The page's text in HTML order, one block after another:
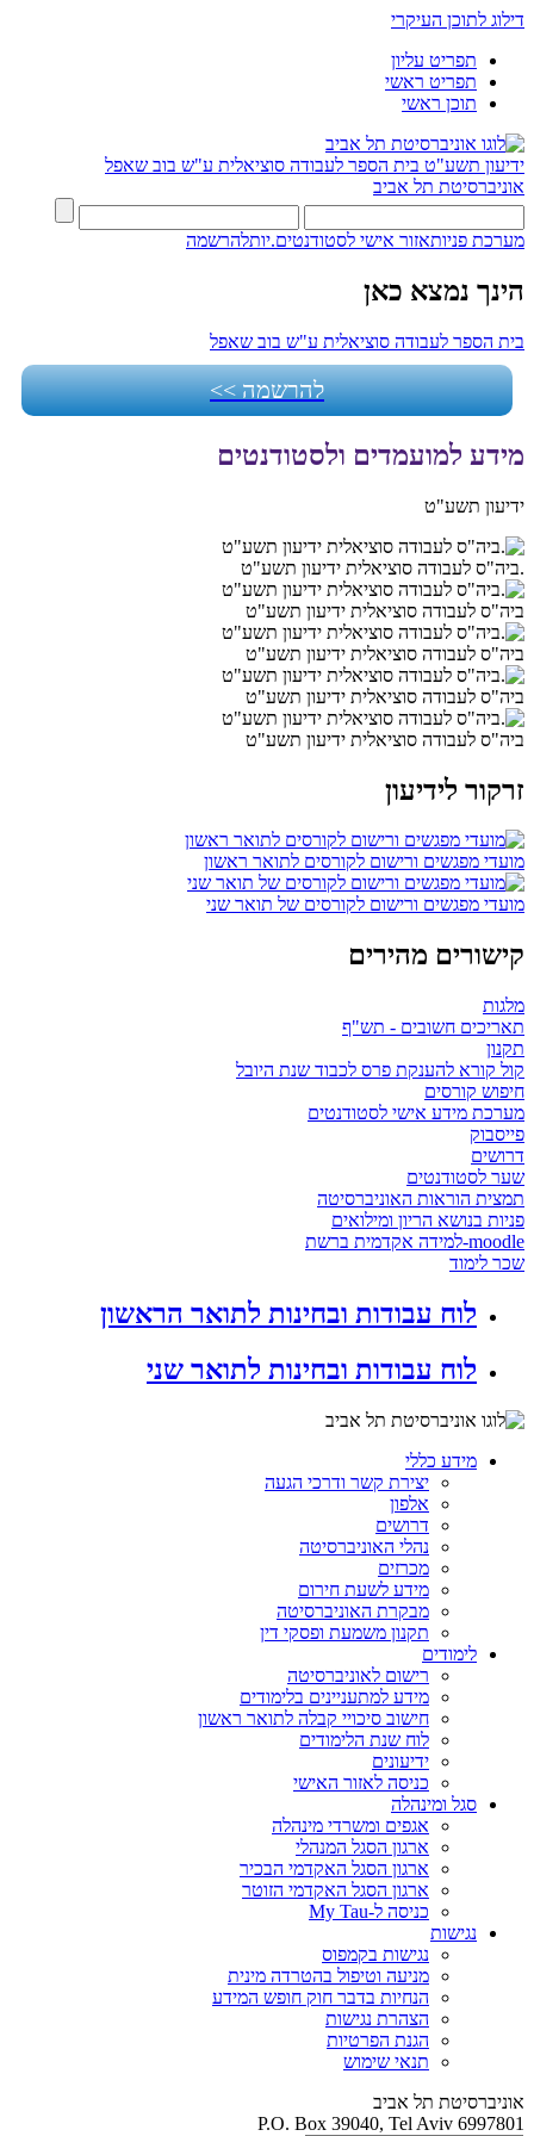
דילוג לתוכן העיקרי
תפריט עליון
תפריט ראשי
תוכן ראשי
ידיעון תשע"ט בית הספר לעבודה סוציאלית ע"ש בוב שאפל
אוניברסיטת תל אביב
מערכת פניותאזור אישי לסטודנטים.יותלהרשמה
הינך נמצא כאן
בית הספר לעבודה סוציאלית ע"ש בוב שאפל
להרשמה >>
מידע למועמדים ולסטודנטים
ידיעון תשע"ט
.ביה"ס לעבודה סוציאלית ידיעון תשע"ט
ביה"ס לעבודה סוציאלית ידיעון תשע"ט
ביה"ס לעבודה סוציאלית ידיעון תשע"ט
ביה"ס לעבודה סוציאלית ידיעון תשע"ט
ביה"ס לעבודה סוציאלית ידיעון תשע"ט
זרקור לידיעון
מועדי מפגשים ורישום לקורסים לתואר ראשון
מועדי מפגשים ורישום לקורסים של תואר שני
קישורים מהירים
מלגות
תאריכים חשובים - תש"ף
תקנון
קול קורא להענקת פרס לכבוד שנת היובל
חיפוש קורסים
מערכת מידע אישי לסטודנטים
פייסבוק
דרושים
שער לסטודנטים
תמצית הוראות האוניברסיטה
פניות בנושא הריון ומילואים
moodle-למידה אקדמית ברשת
שכר לימוד
לוח עבודות ובחינות לתואר הראשון
לוח עבודות ובחינות לתואר שני
מידע כללי
יצירת קשר ודרכי הגעה
אלפון
דרושים
נהלי האוניברסיטה
מכרזים
מידע לשעת חירום
מבקרת האוניברסיטה
תקנון משמעת ופסקי דין
לימודים
רישום לאוניברסיטה
מידע למתעניינים בלימודים
חישוב סיכויי קבלה לתואר ראשון
לוח שנת הלימודים
ידיעונים
כניסה לאזור האישי
סגל ומינהלה
אגפים ומשרדי מינהלה
ארגון הסגל המנהלי
ארגון הסגל האקדמי הבכיר
ארגון הסגל האקדמי הזוטר
כניסה ל-My Tau
נגישות
נגישות בקמפוס
מניעה וטיפול בהטרדה מינית
הנחיות בדבר חוק חופש המידע
הצהרת נגישות
הגנת הפרטיות
תנאי שימוש
אוניברסיטת תל אביב
P.O. Box 39040, Tel Aviv 6997801